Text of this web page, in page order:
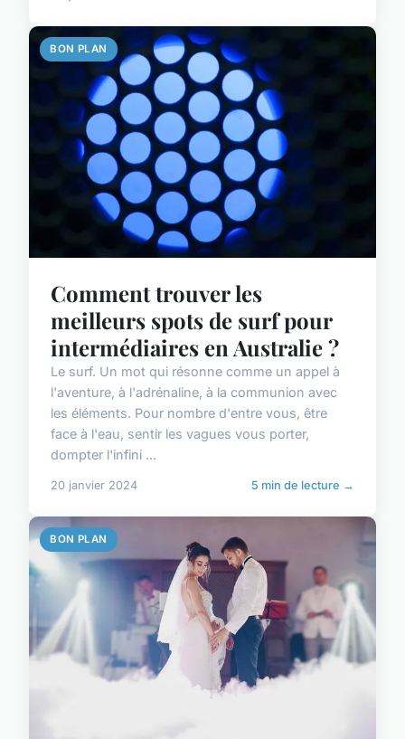
BON PLAN
Comment trouver les
meilleurs spots de surf pour
intermédiaires en Australie ?
Le surf. Un mot qui résonne comme un appel à
l'aventure, à l'adrénaline, à la communion avec
les éléments. Pour nombre d'entre vous, être
face à l'eau, sentir les vagues vous porter,
dompter l'infini ...
20 janvier 2024 5 min de lecture →
BON PLAN